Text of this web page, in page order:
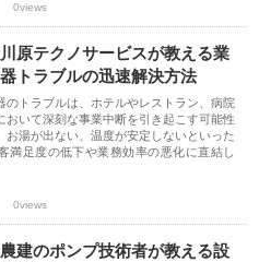
0views
原テクノサービスが教える業
トラブルの迅速解決方法
のトラブルは、ホテルやレストラン、病院
おいて深刻な事業中断を引き起こす可能性
お湯が出ない、温度が安定しないといった
満足度の低下や業務効率の悪化に直結し
0views
建のポンプ技術者が教える設